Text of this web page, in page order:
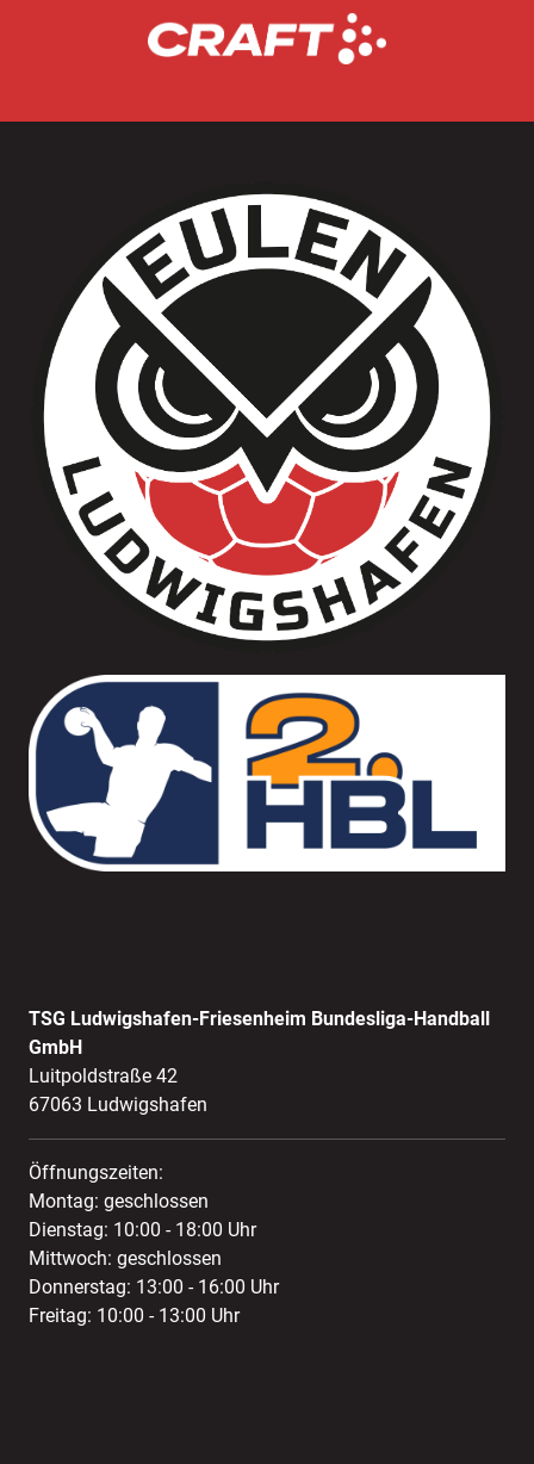
TSG Ludwigshafen-Friesenheim Bundesliga-Handball
GmbH
Luitpoldstraße 42
67063 Ludwigshafen
Öffnungszeiten:
Montag: geschlossen
Dienstag: 10:00 - 18:00 Uhr
Mittwoch: geschlossen
Donnerstag: 13:00 - 16:00 Uhr
Freitag: 10:00 - 13:00 Uhr